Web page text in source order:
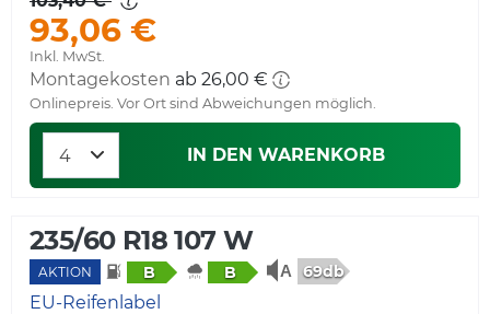
93,06 €
Inkl. MwSt.
Montagekosten ab 26,00 €
Onlinepreis. Vor Ort sind Abweichungen möglich.
IN DEN WARENKORB
235/60 R18 107 W
AKTION B B 69db
EU-Reifenlabel